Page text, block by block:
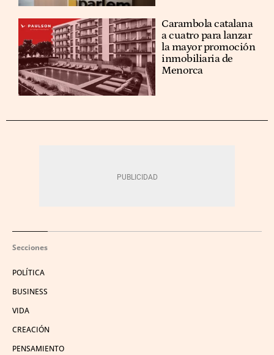
Carambola catalana
a cuatro para lanzar
la mayor promoción
inmobiliaria de
Menorca
Secciones
POLÍTICA
BUSINESS
VIDA
CREACIÓN
PENSAMIENTO